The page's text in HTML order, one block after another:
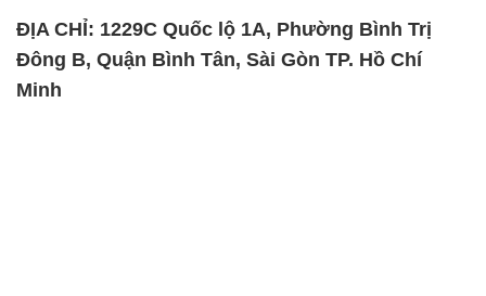
ĐỊA CHỈ: 1229C Quốc lộ 1A, Phường Bình Trị
Đông B, Quận Bình Tân, Sài Gòn TP. Hồ Chí
Minh